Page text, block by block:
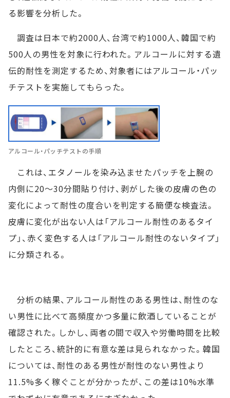
る影響を分析した。
調査は日本で約2000人、台湾で約1000人、韓国で約
500人の男性を対象に行われた。アルコールに対する遺
伝的耐性を測定するため、対象者にはアルコール・パッ
チテストを実施してもらった。
アルコール・パッチテストの手順
これは、エタノールを染み込ませたパッチを上腕の
内側に20～30分間貼り付け、剥がした後の皮膚の色の
変化によって耐性の度合いを判定する簡便な検査法。
皮膚に変化が出ない人は「アルコール耐性のあるタイ
プ」、赤く変色する人は「アルコール耐性のないタイプ」
に分類される。
分析の結果、アルコール耐性のある男性は、耐性のな
い男性に比べて高頻度かつ多量に飲酒していることが
確認された。しかし、両者の間で収入や労働時間を比較
したところ、統計的に有意な差は見られなかった。韓国
については、耐性のある男性が耐性のない男性より
11.5%多く稼ぐことが分かったが、この差は10%水準